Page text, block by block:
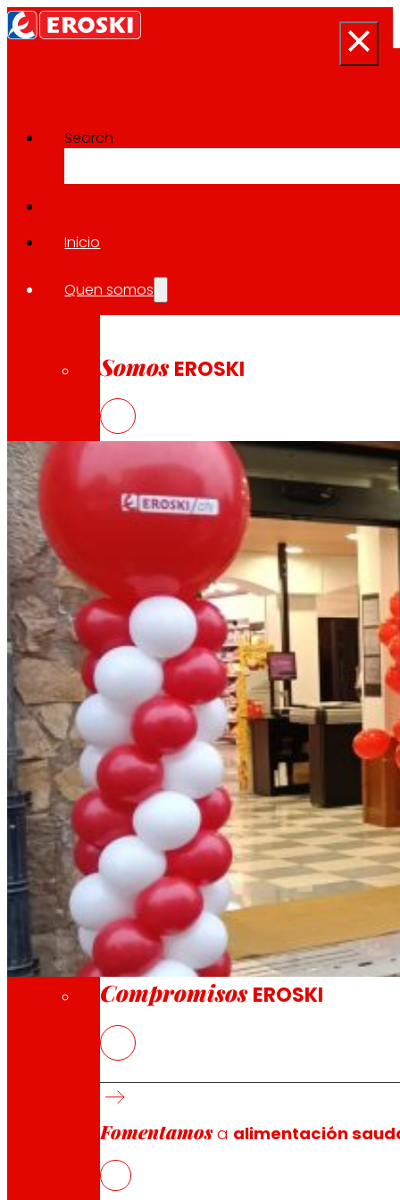
Search
Inicio
Quen somos
Somos EROSKI
Así somos
Todo o noso ADN: unha viaxe pola misión, a
Cooperativa
Somos por e para as persoas. Descubre a
Fundación
A través da nosa Fundación impulsamos
Compromisos
Compromisos EROSKI
Fomentamosa alimentación
Sala de prensa
Volver a todas as noticias
02.12.2025
EROSKI inaugura un novo
O novo EROSKI/City ofrece un servizo
EROSKI mantén o ritmo de aperturas de
inaugurou un novo supermercado no número
forte aposta polos produtos locais e frescos de